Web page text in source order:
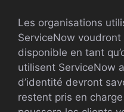
Les organisations
ServiceNow
disponible en tant
utilisent ServiceNow
d’identité devront
restent pris en